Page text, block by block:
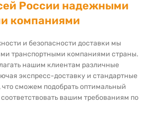
России надежными
компаниями
и безопасности доставки мы
транспортными компаниями страны.
нашим клиентам различные
экспресс-доставку и стандартные
сможем подобрать оптимальный
вашим требованиям по